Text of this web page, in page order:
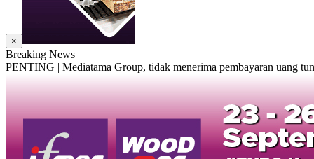
×
Breaking News
PENTING | Mediatama Group, tidak menerima pembayaran uang